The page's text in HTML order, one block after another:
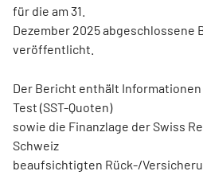
für die am 31.
Dezember 2025 abgeschlossene
veröffentlicht.
Der Bericht enthält
Test (SST-Quoten)
sowie die Finanzlage der Swiss
Schweiz
beaufsichtigten Rück-/